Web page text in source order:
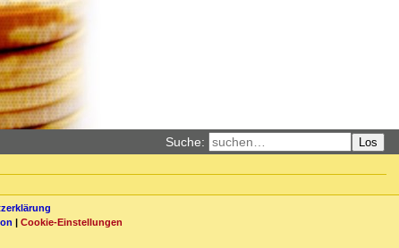
Suche: Los
| Cookie-Einstellungen